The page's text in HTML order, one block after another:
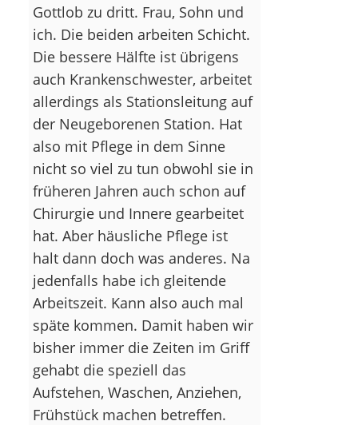
Gottlob zu dritt. Frau, Sohn und
ich. Die beiden arbeiten Schicht.
Die bessere Hälfte ist übrigens
auch Krankenschwester, arbeitet
allerdings als Stationsleitung auf
der Neugeborenen Station. Hat
also mit Pflege in dem Sinne
nicht so viel zu tun obwohl sie in
früheren Jahren auch schon auf
Chirurgie und Innere gearbeitet
hat. Aber häusliche Pflege ist
halt dann doch was anderes. Na
jedenfalls habe ich gleitende
Arbeitszeit. Kann also auch mal
späte kommen. Damit haben wir
bisher immer die Zeiten im Griff
gehabt die speziell das
Aufstehen, Waschen, Anziehen,
Frühstück machen betreffen.